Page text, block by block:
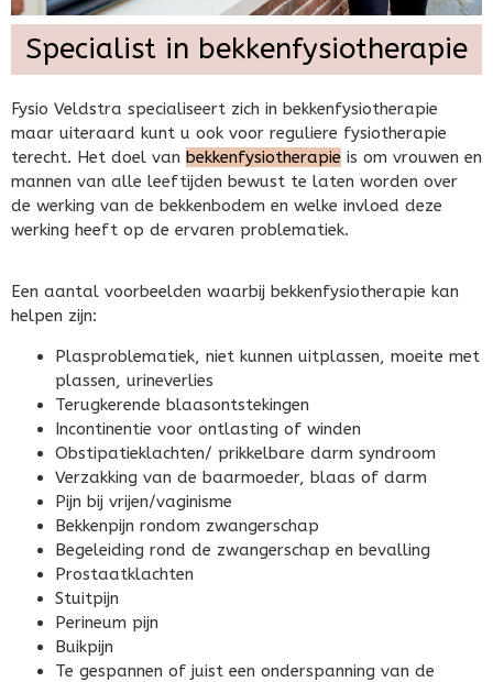
Specialist in bekkenfysiotherapie
Fysio Veldstra specialiseert zich in bekkenfysiotherapie
maar uiteraard kunt u ook voor reguliere fysiotherapie
terecht. Het doel van bekkenfysiotherapie is om vrouwen en
mannen van alle leeftijden bewust te laten worden over
de werking van de bekkenbodem en welke invloed deze
werking heeft op de ervaren problematiek.
Een aantal voorbeelden waarbij bekkenfysiotherapie kan
helpen zijn:
Plasproblematiek, niet kunnen uitplassen, moeite met
plassen, urineverlies
Terugkerende blaasontstekingen
Incontinentie voor ontlasting of winden
Obstipatieklachten/ prikkelbare darm syndroom
Verzakking van de baarmoeder, blaas of darm
Pijn bij vrijen/vaginisme
Bekkenpijn rondom zwangerschap
Begeleiding rond de zwangerschap en bevalling
Prostaatklachten
Stuitpijn
Perineum pijn
Buikpijn
Te gespannen of juist een onderspanning van de